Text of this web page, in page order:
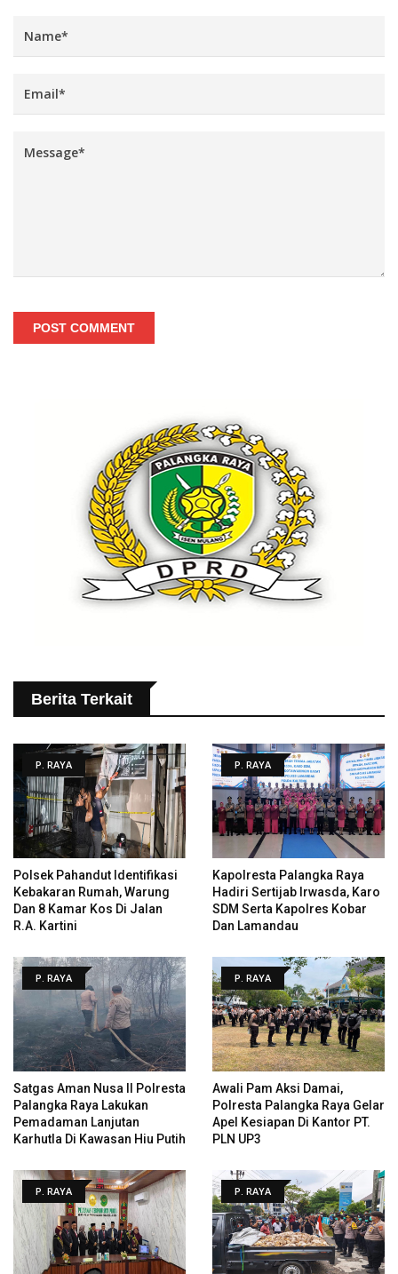
POST COMMENT
Berita Terkait
P. RAYA
Polsek Pahandut Identifikasi
Kebakaran Rumah, Warung
Dan 8 Kamar Kos Di Jalan
R.A. Kartini
P. RAYA
Kapolresta Palangka Raya
Hadiri Sertijab Irwasda, Karo
SDM Serta Kapolres Kobar
Dan Lamandau
P. RAYA
Satgas Aman Nusa II Polresta
Palangka Raya Lakukan
Pemadaman Lanjutan
Karhutla Di Kawasan Hiu Putih
P. RAYA
Awali Pam Aksi Damai,
Polresta Palangka Raya Gelar
Apel Kesiapan Di Kantor PT.
PLN UP3
P. RAYA P. RAYA